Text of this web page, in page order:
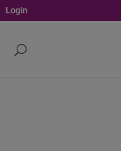
Login